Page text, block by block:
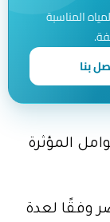
المناسبة
بنا
المؤثرة
وفقًا لعدة